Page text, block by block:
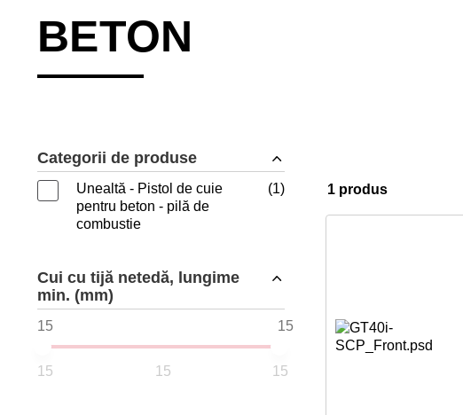
BETON
Categorii de produse
Unealtă - Pistol de cuie
pentru beton - pilă de
combustie
1
Cui cu tijă netedă, lungime
min. (mm)
15 15 15
1 produs